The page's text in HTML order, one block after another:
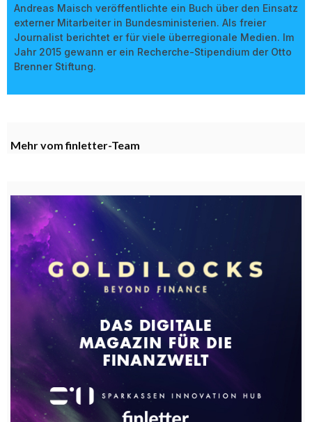
Andreas Maisch veröffentlichte ein Buch über den Einsatz
externer Mitarbeiter in Bundesministerien. Als freier
Journalist berichtet er für viele überregionale Medien. Im
Jahr 2015 gewann er ein Recherche-Stipendium der Otto
Brenner Stiftung.
Mehr vom finletter-Team